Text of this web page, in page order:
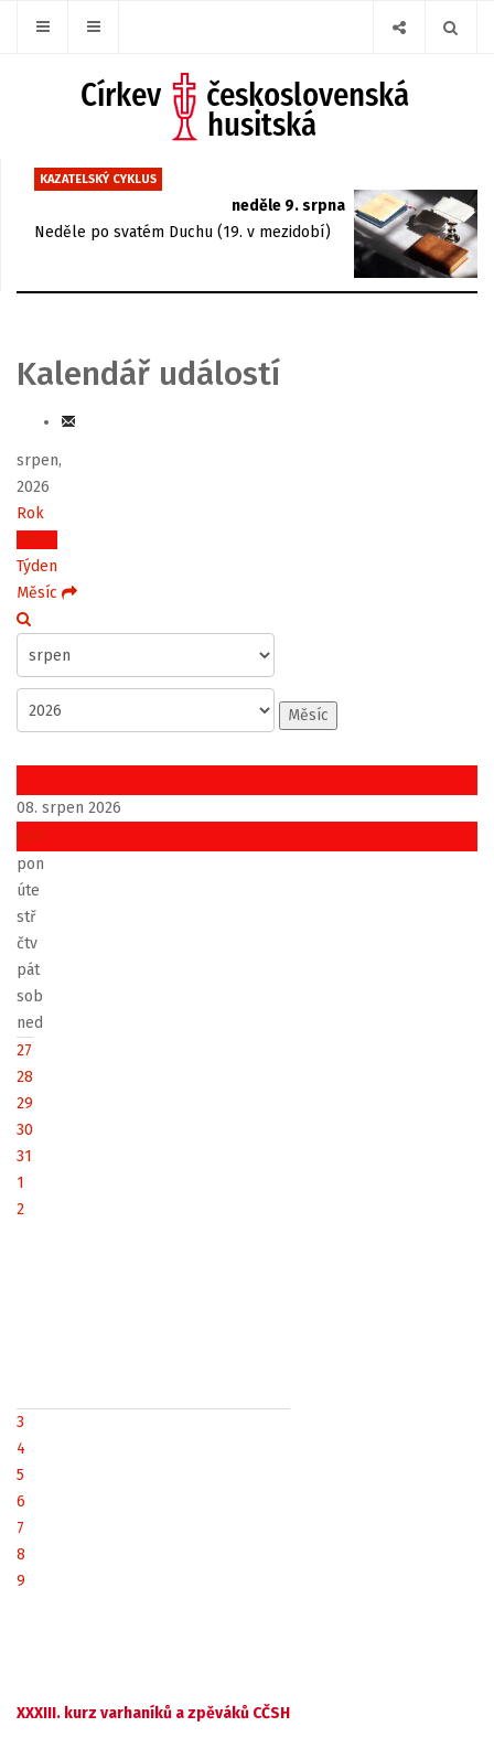
KAZATELSKÝ CYKLUS
neděle 9. srpna
Neděle po svatém Duchu (19. v mezidobí)
Kalendář událostí
srpen,
2026
Rok
Měsíc
Týden
Měsíc
Měsíc
08. srpen 2026
září
pon
úte
stř
čtv
pát
sob
ned
27
28
29
30
31
1
2
3
4
5
6
7
8
9
XXXIII. kurz varhaníků a zpěváků CČSH